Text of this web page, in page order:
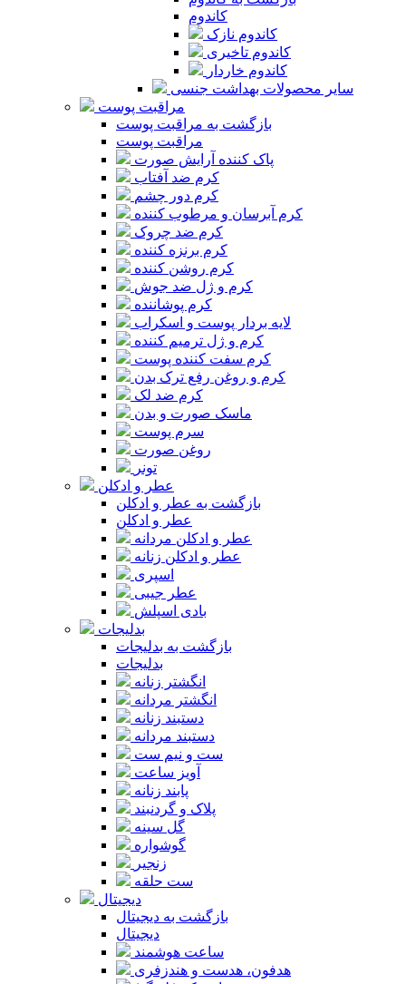
کاندوم
کاندوم نازک
کاندوم تاخیری
کاندوم خاردار
سایر محصولات بهداشت جنسی
مراقبت پوست
بازگشت به مراقبت پوست
مراقبت پوست
پاک کننده آرایش صورت
کرم ضد آفتاب
کرم دور چشم
کرم آبرسان و مرطوب کننده
کرم ضد چروک
کرم برنزه کننده
کرم روشن کننده
کرم و ژل ضد جوش
کرم پوشاننده
لایه بردار پوست و اسکراب
کرم و ژل ترمیم کننده
کرم سفت کننده پوست
کرم و روغن رفع ترک بدن
کرم ضد لک
ماسک صورت و بدن
سرم پوست
روغن صورت
تونر
عطر و ادکلن
بازگشت به عطر و ادکلن
عطر و ادکلن
عطر و ادکلن مردانه
عطر و ادکلن زنانه
اسپری
عطر جیبی
بادی اسپلش
بدلیجات
بازگشت به بدلیجات
بدلیجات
انگشتر زنانه
انگشتر مردانه
دستبند زنانه
دستبند مردانه
ست و نیم ست
آویز ساعت
پابند زنانه
پلاک و گردنبند
گل سینه
گوشواره
زنجیر
ست حلقه
دیجیتال
بازگشت به دیجیتال
دیجیتال
ساعت هوشمند
هدفون، هدست و هندزفری